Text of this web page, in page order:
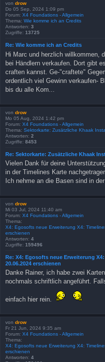
von drow
Do 05 Sep, 2024 1:09 pm
Forum: X4 Foundations - Allgemein
Thema: Wie komme ich an Credits
Antworten: 3
Zugriffe: 13725
Re: Wie komme ich an Credits
Hi Marc und herzlich willkommen,
bei Händlern verkaufen. Dort gibt
craften kannst. Ge-"craftete"
ordentlich viel Gewinn verkaufen-
bis du alle Kom...
von drow
Mo 05 Aug, 2024 1:42 pm
Forum: X4 Foundations - Allgemein
Thema: Sektorkarte: Zusätzliche Khaak
Antworten: 2
Zugriffe: 8453
Re: Sektorkarte: Zusätzliche Khaak
Vielen Dank für deine
in der Timelines Karte
Ich nehme an die Basen sind in
von drow
Mi 03 Jul, 2024 11:40 am
Forum: X4 Foundations - Allgemein
Thema:
X4: Egosofts neue Erweiterung X4:
erschienen
Antworten: 4
Zugriffe: 159496
Re: X4: Egosofts neue Erweiterung
20.06.2024 erschienen
Danke Rainer, ich habe zwei
nochmals schriftlich angeführt.
einfach hier rein.
von drow
Fr 21 Jun, 2024 9:35 am
Forum: X4 Foundations - Allgemein
Thema:
X4: Egosofts neue Erweiterung X4:
erschienen
Antworten: 4